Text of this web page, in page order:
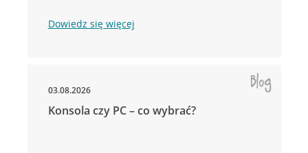
Dowiedz się więcej
03.08.2026
Konsola czy PC – co wybrać?